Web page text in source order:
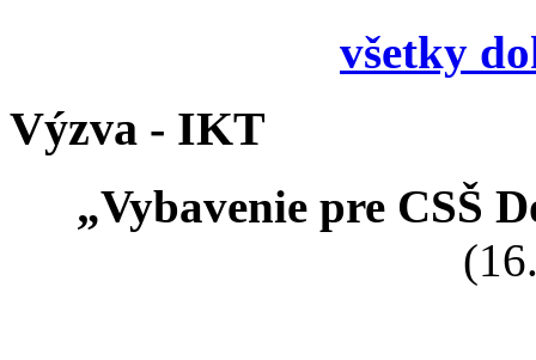
všetky
Výzva - IKT
„Vybavenie pre CSŠ